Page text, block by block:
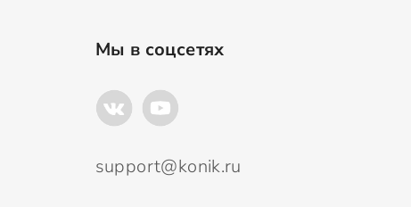
Мы в соцсетях
support@konik.ru